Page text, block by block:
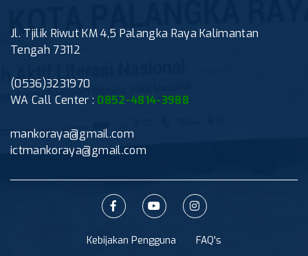
Jl. Tjilik Riwut KM 4,5 Palangka Raya Kalimantan
Tengah 73112
(0536)3231970
WA Call Center : 0852-4814-3988
mankoraya@gmail.com
ictmankoraya@gmail.com
Kebijakan Pengguna FAQ's